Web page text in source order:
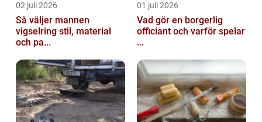
02 juli 2026
Så väljer mannen
vigselring stil, material
och pa...
01 juli 2026
Vad gör en borgerlig
officiant och varför spelar
...